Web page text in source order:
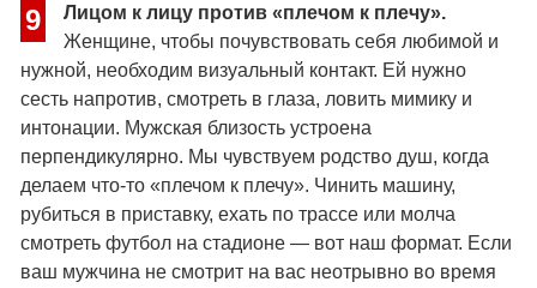
9
Лицом к лицу против «плечом к плечу».
Женщине, чтобы почувствовать себя любимой и
нужной, необходим визуальный контакт. Ей нужно
сесть напротив, смотреть в глаза, ловить мимику и
интонации. Мужская близость устроена
перпендикулярно. Мы чувствуем родство душ, когда
делаем что-то «плечом к плечу». Чинить машину,
рубиться в приставку, ехать по трассе или молча
смотреть футбол на стадионе — вот наш формат. Если
ваш мужчина не смотрит на вас неотрывно во время